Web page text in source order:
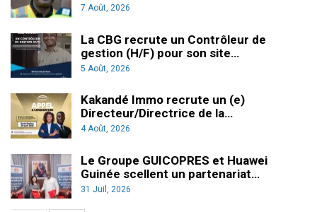
7 Août, 2026
La CBG recrute un Contrôleur de
gestion (H/F) pour son site…
5 Août, 2026
Kakandé Immo recrute un (e)
Directeur/Directrice de la…
4 Août, 2026
Le Groupe GUICOPRES et Huawei
Guinée scellent un partenariat…
31 Juil, 2026